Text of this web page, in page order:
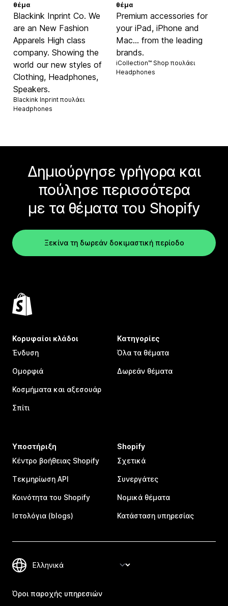
θέμα
Blackink Inprint Co. We
are an New Fashion
Apparels High class
company. Showing the
world our new styles of
Clothing, Headphones,
Speakers.
Blackink Inprint πουλάει
Headphones
θέμα
Premium accessories for
your iPad, iPhone and
Mac... from the leading
brands.
iCollection™ Shop πουλάει
Headphones
Δημιούργησε γρήγορα και
πούλησε περισσότερα
με τα θέματα του Shopify
Ξεκίνα τη δωρεάν δοκιμαστική περίοδο
Κορυφαίοι κλάδοι
Ένδυση
Ομορφιά
Κοσμήματα και αξεσουάρ
Σπίτι
Κατηγορίες
Όλα τα θέματα
Δωρεάν θέματα
Υποστήριξη
Κέντρο βοήθειας Shopify
Τεκμηρίωση API
Κοινότητα του Shopify
Ιστολόγια (blogs)
Shopify
Σχετικά
Συνεργάτες
Νομικά θέματα
Κατάσταση υπηρεσίας
Όροι παροχής υπηρεσιών